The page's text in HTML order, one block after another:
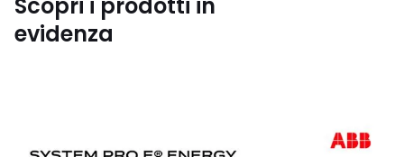
Scopri i prodotti in
evidenza